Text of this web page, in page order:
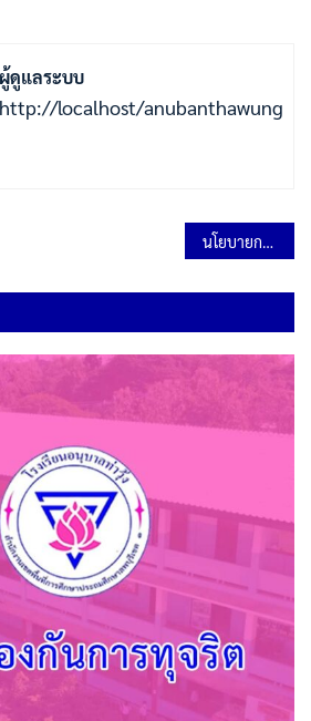
ผู้ดูแลระบบ
http://localhost/anubanthawung
นโยบายการไม่รับของขวัญและของกำนัลทุกชนิดจากการปฎิบัติหน้าที่ (No Gift Policy) ประจำปีงบประมาณ พ.ศ.2568